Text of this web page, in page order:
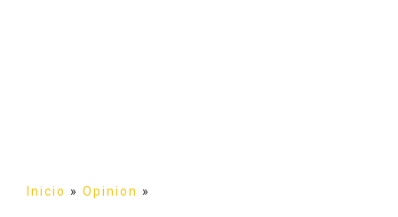
Inicio » Opinion »